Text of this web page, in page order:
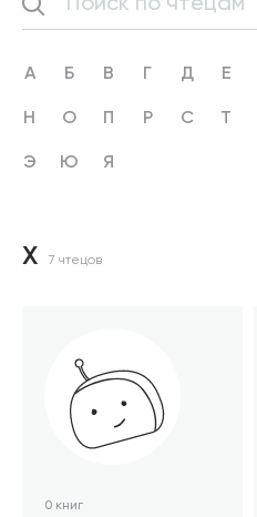
А Б В Г Д Е
Н О П Р С Т
Э Ю Я
Х 7 чтецов
0 книг